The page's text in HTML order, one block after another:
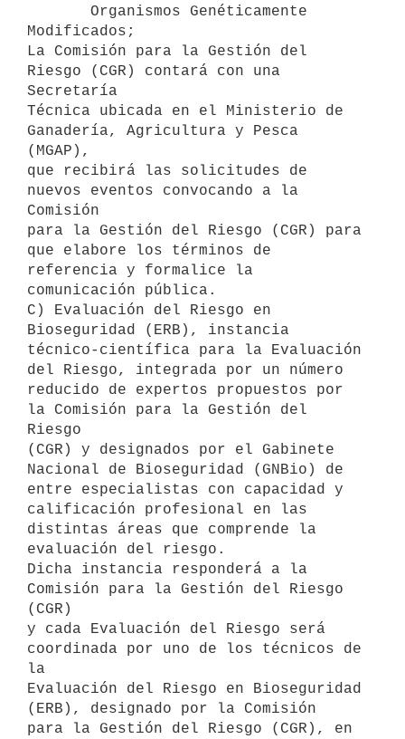
Modificados;
La Comisión para la Gestión del
Riesgo (CGR) contará con una
Secretaría
Técnica ubicada en el Ministerio de
Ganadería, Agricultura y Pesca
(MGAP),
que recibirá las solicitudes de
nuevos eventos convocando a la
Comisión
para la Gestión del Riesgo (CGR) para
que elabore los términos de
referencia y formalice la
comunicación pública.
C) Evaluación del Riesgo en
Bioseguridad (ERB), instancia
técnico-científica para la Evaluación
del Riesgo, integrada por un número
reducido de expertos propuestos por
la Comisión para la Gestión del
Riesgo
(CGR) y designados por el Gabinete
Nacional de Bioseguridad (GNBio) de
entre especialistas con capacidad y
calificación profesional en las
distintas áreas que comprende la
evaluación del riesgo.
Dicha instancia responderá a la
Comisión para la Gestión del Riesgo
(CGR)
y cada Evaluación del Riesgo será
coordinada por uno de los técnicos de
la
Evaluación del Riesgo en Bioseguridad
(ERB), designado por la Comisión
para la Gestión del Riesgo (CGR), en